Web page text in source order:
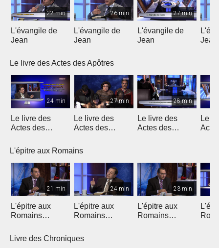
22 min
L'évangile de
Jean
26 min
L'évangile de
Jean
27 min
L'évangile de
Jean
Jean
Le livre des Actes des Apôtres
24 min
Le livre des
Actes des
27 min
Le livre des
Actes des
28 min
Le livre des
Actes des
Le
L'épitre aux Romains
21 min
L'épitre aux
Romains
24 min
L'épitre aux
Romains
23 min
L'épitre aux
Romains
Livre des Chroniques